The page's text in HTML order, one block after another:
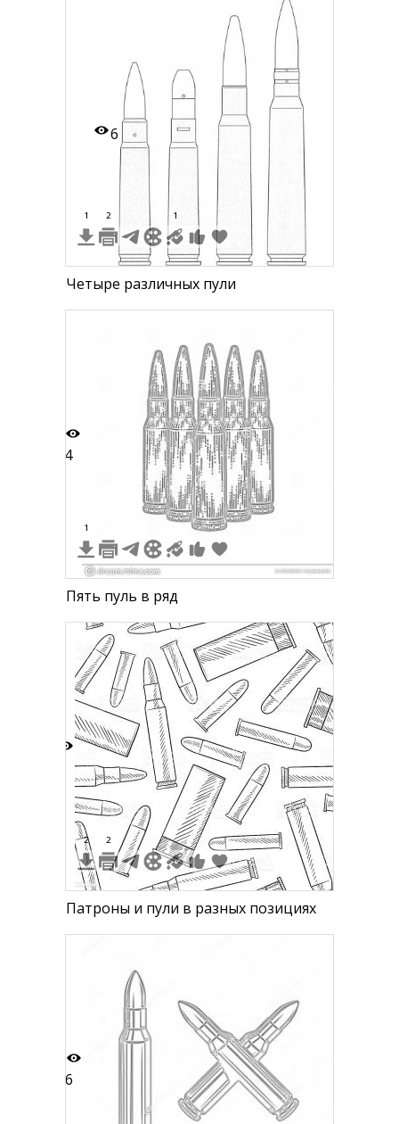
6
1 2 1
Четыре различных пули
4
1
Пять пуль в ряд
2 2
Патроны и пули в разных позициях
6